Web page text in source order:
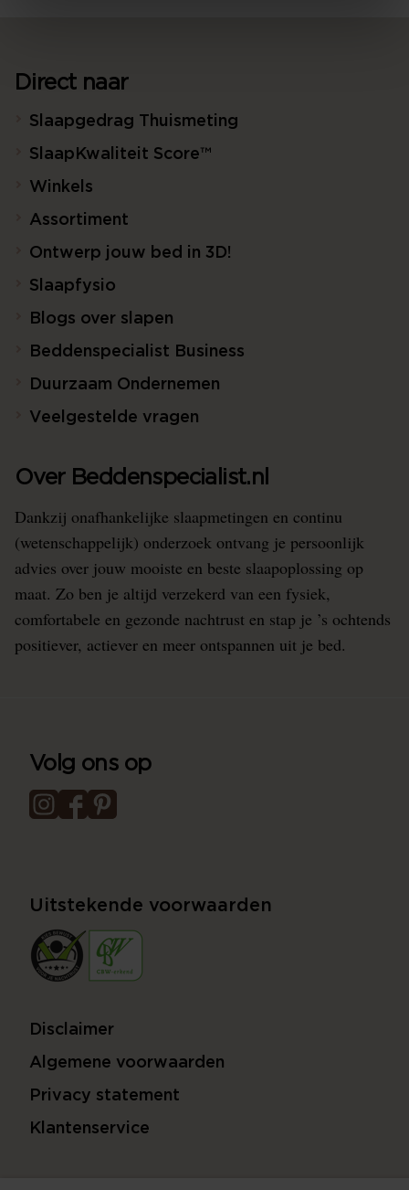
Direct naar
Slaapgedrag Thuismeting
SlaapKwaliteit Score™
Winkels
Assortiment
Ontwerp jouw bed in 3D!
Slaapfysio
Blogs over slapen
Beddenspecialist Business
Duurzaam Ondernemen
Veelgestelde vragen
Over Beddenspecialist.nl
Dankzij onafhankelijke slaapmetingen en continu
(wetenschappelijk) onderzoek ontvang je persoonlijk
advies over jouw mooiste en beste slaapoplossing op
maat. Zo ben je altijd verzekerd van een fysiek,
comfortabele en gezonde nachtrust en stap je ’s ochtends
positiever, actiever en meer ontspannen uit je bed.
Volg ons op
Uitstekende voorwaarden
Disclaimer
Algemene voorwaarden
Privacy statement
Klantenservice